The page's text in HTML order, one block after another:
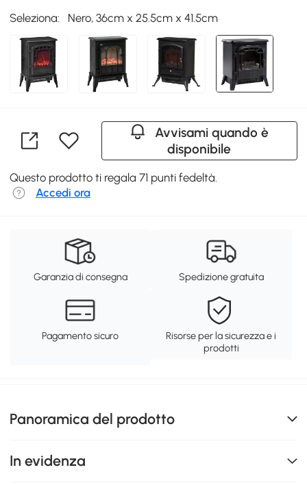
Seleziona: Nero, 36cm x 25.5cm x 41.5cm
Avvisami quando è
disponibile
Questo prodotto ti regala 71 punti fedeltà.
Accedi ora
Garanzia di consegna Spedizione gratuita
Pagamento sicuro
Risorse per la sicurezza e i
prodotti
Panoramica del prodotto
In evidenza